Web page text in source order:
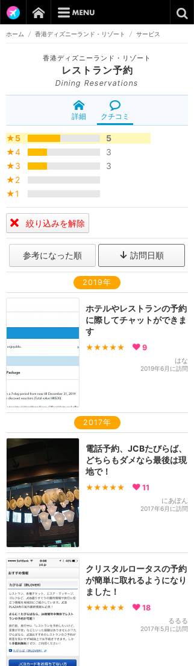
ホーム / 香港ディズニーランド・リゾート / サービス
香港ディズニーランド・リゾート
レストラン予約
Dining Reservations
詳細 クチコミ
★5
5
★4
3
★3
3
★2
★1
絞り込みを解除
参考になった順 訪問日順
2019年
ホテルやレストランの予約
に際してチャットができま
す
★★★★★ 9
はな
2019年6月に訪問
2017年
電話予約、JCBたびらば、
どちらもダメなら最後は現
地で！
★★★★★ 11
にあぽん
2017年6月に訪問
クリスタルロータスの予約
が簡単に取れるようになり
ました！
★★★★★ 18
るるる
2017年5月に訪問